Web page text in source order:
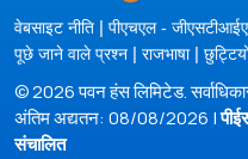
वेबसाइट नीति | पीएचएल -
पूछे जाने वाले प्रश्न | राजभाषा|
© 2026 पवन हंस लिमिटेड.
अंतिम अद्यतन: 08/08/2026 |
संचालित